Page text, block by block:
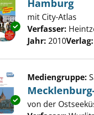
Exemplar-Details
Hamburg
mit City-Atlas
Verfasser:
Jahr: 2010Verlag:
Exemplar-Details
Mediengruppe:
von der